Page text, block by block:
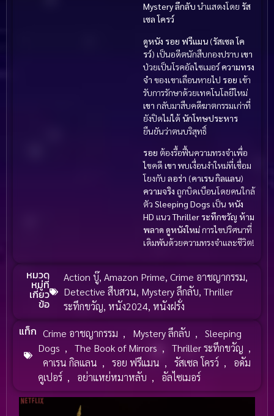
Mystery ลึกลับ นำแสดงโดย รัส
เซล โครว์
ดูหนัง รอย ฟรีแมน (รัสเซล โค
รว์) เป็นอดีตนักสืบกองปราบ เขา
ป่วยเป็นโรคอัลไซเมอร์ความทรง
จำ ของเขาเลือนหายไป รอย เข้า
รับการรักษาด้วยเทคโนโลยีใหม่
เขา กลับมาสืบคดีฆาตกรรมเก่าที่
ยังปิดไม่ได้นักโทษประหาร
ยืนยันว่าตนบริสุทธิ์
รอย ต้องรื้อฟื้นความทรงจำเพื่อ
ไขคดี เขา พบเงื่อนงำใหม่ที่เชื่อม
โยงกับ ลอร่า (คาเรน กิลแลน)
ความจริง ถูกบิดเบือนโดยคนใกล้
ตัว Sleeping Dogs เป็น หนัง
HD แนวThriller ระทึกขวัญ ห้าม
พลาด ดูหนังใหม่การไขปริศนาที่
เดิมพันด้วยความทรงจำและชีวิต!
หมวด
หมู่ที่
เกี่ยว
ข้อ
Action บู๊, Amazon Prime, Crime อาชญากรรม,
Detective สืบสวน, Mystery ลึกลับ, Thriller
ระทึกขวัญ, หนัง2024, หนังฝรั่ง
แท็ก Crime อาชญากรรม , Mystery ลึกลับ ,
Sleeping
Dogs , The Book of Mirrors , Thriller ระทึกขวัญ ,
คาเรน กิลแลน , รอย ฟรีแมน , รัสเซล โครว์ ,
อดัม
คูเปอร์ , อย่าแหย่หมาหลับ , อัลไซเมอร์